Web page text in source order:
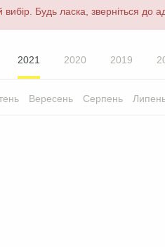
Будь ласка, зверніться до
2021 2020 2019
Вересень Серпень